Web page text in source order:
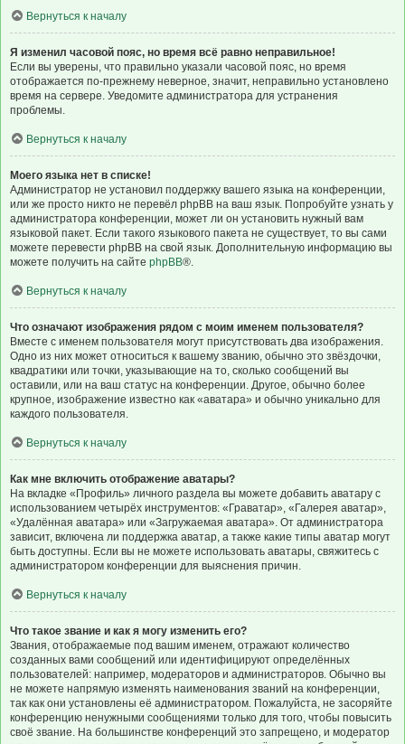
Вернуться к началу
Я изменил часовой пояс, но время всё равно неправильное!
Если вы уверены, что правильно указали часовой пояс, но время
отображается по-прежнему неверное, значит, неправильно установлено
время на сервере. Уведомите администратора для устранения
проблемы.
Вернуться к началу
Моего языка нет в списке!
Администратор не установил поддержку вашего языка на конференции,
или же просто никто не перевёл phpBB на ваш язык. Попробуйте узнать у
администратора конференции, может ли он установить нужный вам
языковой пакет. Если такого языкового пакета не существует, то вы сами
можете перевести phpBB на свой язык. Дополнительную информацию вы
можете получить на сайте phpBB®.
Вернуться к началу
Что означают изображения рядом с моим именем пользователя?
Вместе с именем пользователя могут присутствовать два изображения.
Одно из них может относиться к вашему званию, обычно это звёздочки,
квадратики или точки, указывающие на то, сколько сообщений вы
оставили, или на ваш статус на конференции. Другое, обычно более
крупное, изображение известно как «аватара» и обычно уникально для
каждого пользователя.
Вернуться к началу
Как мне включить отображение аватары?
На вкладке «Профиль» личного раздела вы можете добавить аватару с
использованием четырёх инструментов: «Граватар», «Галерея аватар»,
«Удалённая аватара» или «Загружаемая аватара». От администратора
зависит, включена ли поддержка аватар, а также какие типы аватар могут
быть доступны. Если вы не можете использовать аватары, свяжитесь с
администратором конференции для выяснения причин.
Вернуться к началу
Что такое звание и как я могу изменить его?
Звания, отображаемые под вашим именем, отражают количество
созданных вами сообщений или идентифицируют определённых
пользователей: например, модераторов и администраторов. Обычно вы
не можете напрямую изменять наименования званий на конференции,
так как они установлены её администратором. Пожалуйста, не засоряйте
конференцию ненужными сообщениями только для того, чтобы повысить
своё звание. На большинстве конференций это запрещено, и модератор